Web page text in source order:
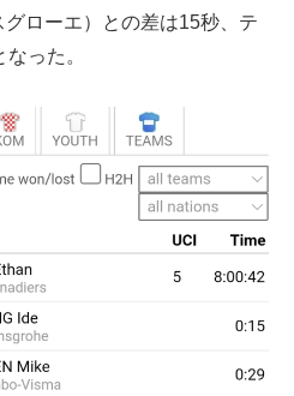
ローエ）との差は15秒、テ
った。